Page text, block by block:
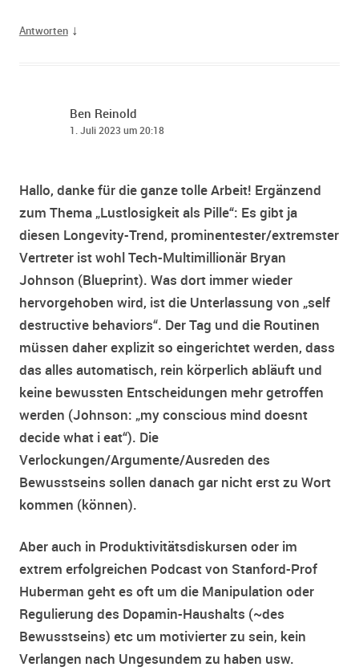
Antworten ↓
Ben Reinold
1. Juli 2023 um 20:18
Hallo, danke für die ganze tolle Arbeit! Ergänzend
zum Thema „Lustlosigkeit als Pille“: Es gibt ja
diesen Longevity-Trend, prominentester/extremster
Vertreter ist wohl Tech-Multimillionär Bryan
Johnson (Blueprint). Was dort immer wieder
hervorgehoben wird, ist die Unterlassung von „self
destructive behaviors“. Der Tag und die Routinen
müssen daher explizit so eingerichtet werden, dass
das alles automatisch, rein körperlich abläuft und
keine bewussten Entscheidungen mehr getroffen
werden (Johnson: „my conscious mind doesnt
decide what i eat“). Die
Verlockungen/Argumente/Ausreden des
Bewusstseins sollen danach gar nicht erst zu Wort
kommen (können).
Aber auch in Produktivitätsdiskursen oder im
extrem erfolgreichen Podcast von Stanford-Prof
Huberman geht es oft um die Manipulation oder
Regulierung des Dopamin-Haushalts (~des
Bewusstseins) etc um motivierter zu sein, kein
Verlangen nach Ungesundem zu haben usw.